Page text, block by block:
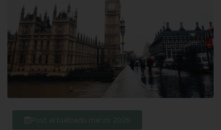
Post actualizado marzo 2026